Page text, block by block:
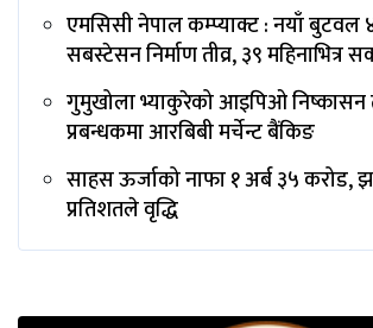
एमसिसी नेपाल कम्प्याक्ट : नयाँ बुटवल
सबस्टेसन निर्माण तीव्र, ३९ महिनाभित्र
गुमुखोला भ्याकुरेको आइपिओ निष्कासन
प्रबन्धकमा आरबिबी मर्चेन्ट बैंकिङ
साहस ऊर्जाको नाफा १ अर्ब ३५ करोड,
प्रतिशतले वृद्धि